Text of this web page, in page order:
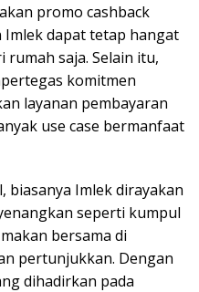
promo cashback
dapat tetap hangat
rumah saja. Selain itu,
komitmen
layanan pembayaran
use case bermanfaat
biasanya Imlek dirayakan
seperti kumpul
bersama di
pertunjukkan. Dengan
dihadirkan pada